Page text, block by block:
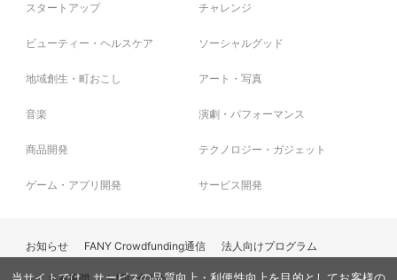
スタートアップ チャレンジ
ビューティー・ヘルスケア ソーシャルグッド
地域創生・町おこし アート・写真
音楽 演劇・パフォーマンス
商品開発 テクノロジー・ガジェット
ゲーム・アプリ開発 サービス開発
お知らせ FANY Crowdfunding通信 法人向けプログラム